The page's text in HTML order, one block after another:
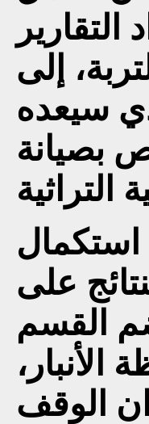
إلى
سيعده
بصيانة
استكمال
على
القسم
الوقف